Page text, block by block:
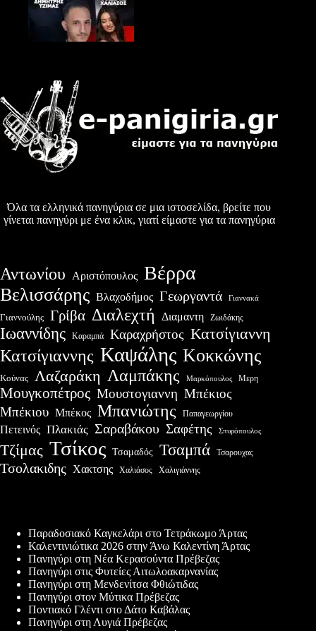
Όλα τα ελληνικά πανηγύρια σε μια ιστοσελίδα, βρείτε που
γίνεται πανηγύρι με ένα κλικ, γιατί είμαστε για τα πανηγύρια
Αντωνίου Αριστόπουλος Βέρρα
Βελισσάρης Βλαχοδήμος Γεωργαντά Γιαννακά
Γιαννούλης Γρίβα Διαλεχτή Διαμαντη Ζωιδάκης
Ιωαννίδης Καραμπά Καραχρήστος Κατσίγιαννη
Κατσίγιαννης Καψάλης Κοκκώνης
Κούνας Λαζαράκη Λαμπάκης Μαρκόπουλος Μερη
Μουγκοπέτρος Μουστογιαννη Μπέκιος
Μπέκιου Μπέκος Μπανιώτης Παπαγεωργίου
Πετεινός Πλακιάς Σαραβάκου Σαφέτης Σπυρόπουλος
Τζίμας Τσίκος Τσαμαδός Τσαμπά Τσαρουχας
Τσολακιδης Χακτσης Χαλιάσος Χαλιγιάννης
Παραδοσιακό Καγκελάρι στο Τετράκωμο Άρτας
Καλεντινιώτικα 2026 στην Άνω Καλεντίνη Άρτας
Πανηγύρι στη Νέα Κερασούντα Πρέβεζας
Πανηγύρι στις Φυτείες Αιτωλοακαρνανίας
Πανηγύρι στη Μενδενίτσα Φθιώτιδας
Πανηγύρι στον Μύτικα Πρέβεζας
Ποντιακό Γλέντι στο Δάτο Καβάλας
Πανηγύρι στη Λυγιά Πρέβεζας